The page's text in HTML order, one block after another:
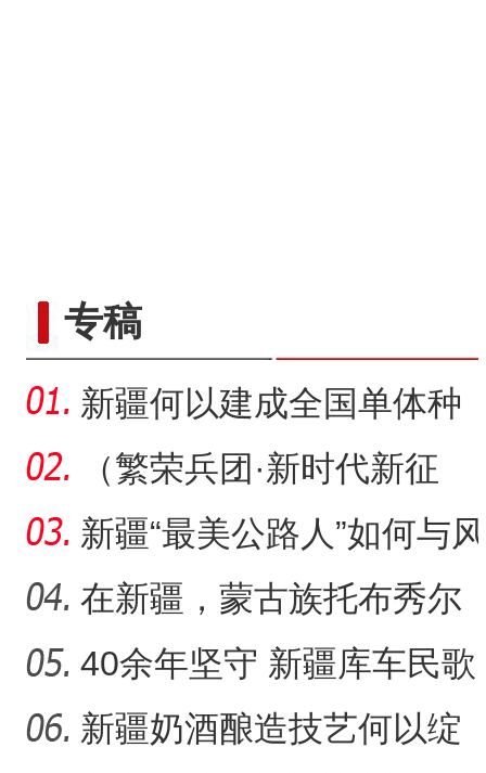
标题：新“食”尚！“小份
专稿
新疆何以建成全国单体种
植面积最大油莎豆示范基
地
（繁荣兵团·新时代新征
程）沙漠瀚海中的新疆兵
团
新疆“最美公路人”如何与风
沙“硬碰硬”？
在新疆，蒙古族托布秀尔
音乐何以传承不息？
40余年坚守 新疆库车民歌
传承人用歌声展现非遗魅
新疆奶酒酿造技艺何以绽